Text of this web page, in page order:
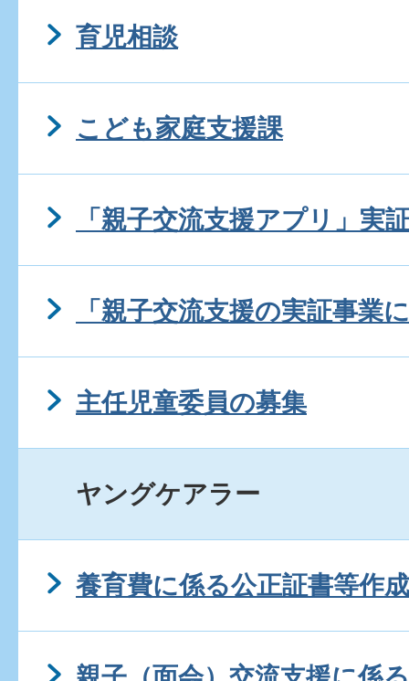
育児相談
こども家庭支援課
「親子交流支援アプリ」実
「親子交流支援の実証事業
主任児童委員の募集
ヤングケアラー
養育費に係る公正証書等作